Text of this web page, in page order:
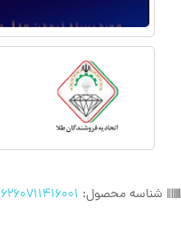
شناسه محصول: 6260711416001